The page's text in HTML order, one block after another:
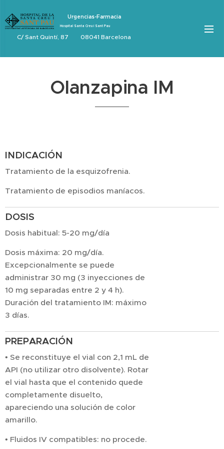
Urgencias-Farmacia
Hospital Santa Creu i Sant Pau
C/ Sant Quintí, 87 08041 Barcelona
Olanzapina IM
INDICACIÓN
Tratamiento de la esquizofrenia.
Tratamiento de episodios maníacos.
DOSIS
Dosis habitual: 5-20 mg/día
Dosis máxima: 20 mg/día.
Excepcionalmente se puede
administrar 30 mg (3 inyecciones de
10 mg separadas entre 2 y 4 h).
Duración del tratamiento IM: máximo
3 días.
PREPARACIÓN
• Se reconstituye el vial con 2,1 mL de
API (no utilizar otro disolvente). Rotar
el vial hasta que el contenido quede
completamente disuelto,
apareciendo una solución de color
amarillo.
• Fluidos IV compatibles: no procede.